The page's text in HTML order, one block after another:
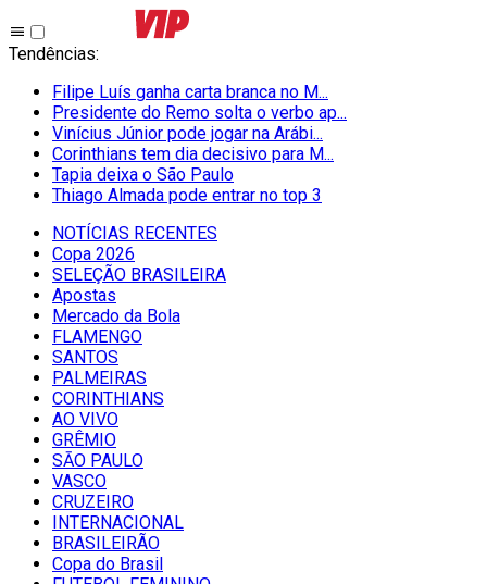
Tendências:
Filipe Luís ganha carta branca no M...
Presidente do Remo solta o verbo ap...
Vinícius Júnior pode jogar na Arábi...
Corinthians tem dia decisivo para M...
Tapia deixa o São Paulo
Thiago Almada pode entrar no top 3
NOTÍCIAS RECENTES
Copa 2026
SELEÇÃO BRASILEIRA
Apostas
Mercado da Bola
FLAMENGO
SANTOS
PALMEIRAS
CORINTHIANS
AO VIVO
GRÊMIO
SĀO PAULO
VASCO
CRUZEIRO
INTERNACIONAL
BRASILEIRÃO
Copa do Brasil